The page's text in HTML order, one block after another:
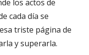
los actos de
cada día se
triste página de
y superarla.